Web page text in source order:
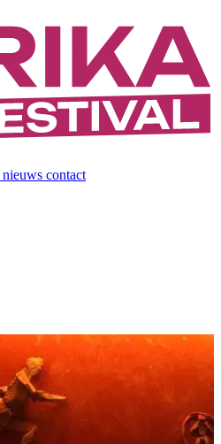
nieuws contact